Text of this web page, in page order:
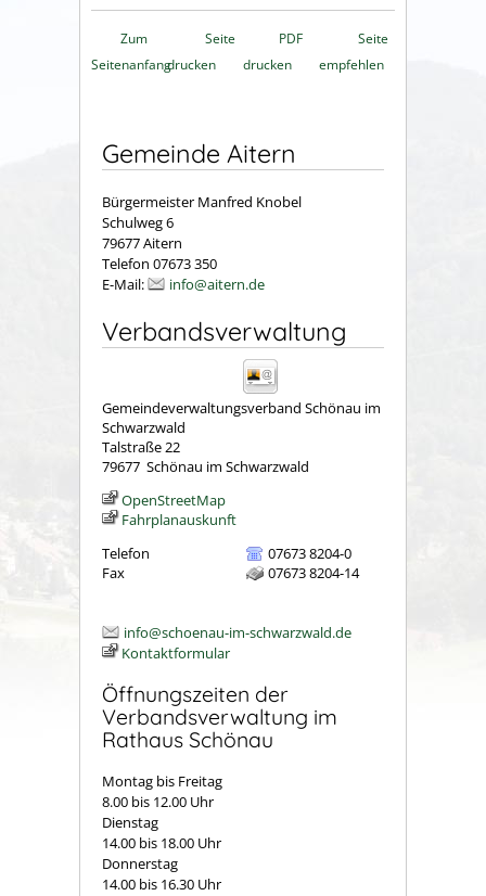
Zum
Seitenanfang
Seite
drucken
PDF
drucken
Seite
empfehlen
Gemeinde Aitern
Bürgermeister Manfred Knobel
Schulweg 6
79677 Aitern
Telefon 07673 350
E-Mail:
info@aitern.de
Verbandsverwaltung
Gemeindeverwaltungsverband Schönau im
Schwarzwald
Talstraße 22
79677 Schönau im Schwarzwald
OpenStreetMap
Fahrplanauskunft
Telefon
07673 8204-0
Fax
07673 8204-14
info@schoenau-im-schwarzwald.de
Kontaktformular
Öffnungszeiten der
Verbandsverwaltung im
Rathaus Schönau
Montag bis Freitag
8.00 bis 12.00 Uhr
Dienstag
14.00 bis 18.00 Uhr
Donnerstag
14.00 bis 16.30 Uhr